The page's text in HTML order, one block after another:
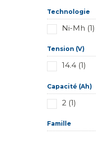
Technologie
Ni-Mh (1)
Tension (V)
14.4 (1)
Capacité (Ah)
2 (1)
Famille